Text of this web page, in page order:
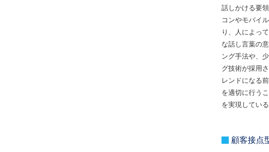
話しかける要
コンやモバイ
り、人によっ
な話し言葉の
ング手法や、
グ技術が採用
レンドになる
を適切に行う
を実現している
顧客接点